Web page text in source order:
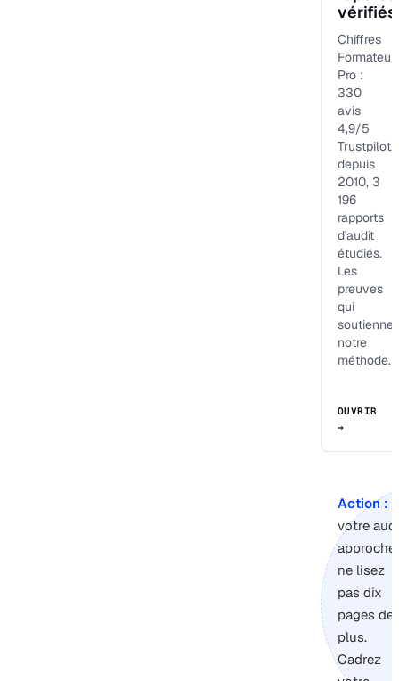
vérifiés
Chiffres
Formateur
Pro :
330
avis
4,9/5
Trustpilot,
depuis
2010, 3
196
rapports
d'audit
étudiés.
Les
preuves
qui
notre
méthode.
OUVRIR
→
Action :
votre
approche,
ne lisez
pas dix
pages de
plus.
Cadrez